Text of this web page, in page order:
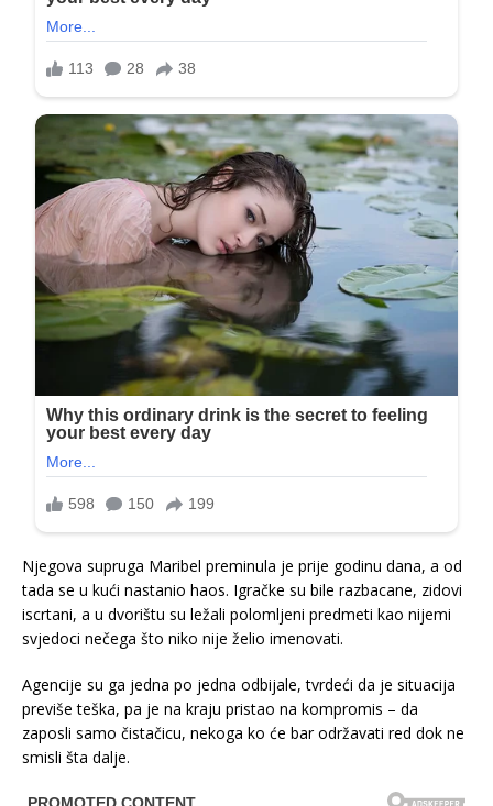
Njegova supruga Maribel preminula je prije godinu dana, a od
tada se u kući nastanio haos. Igračke su bile razbacane, zidovi
iscrtani, a u dvorištu su ležali polomljeni predmeti kao nijemi
svjedoci nečega što niko nije želio imenovati.
Agencije su ga jedna po jedna odbijale, tvrdeći da je situacija
previše teška, pa je na kraju pristao na kompromis – da
zaposli samo čistačicu, nekoga ko će bar održavati red dok ne
smisli šta dalje.